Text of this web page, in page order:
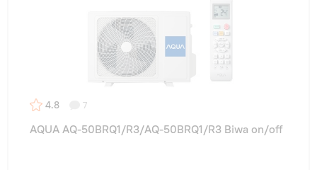
4.8 7
AQUA AQ-50BRQ1/R3/AQ-50BRQ1/R3 Biwa on/off